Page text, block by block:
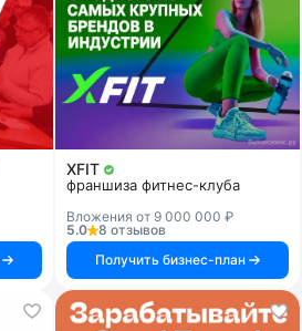
XFIT
франшиза фитнес-клуба
Вложения от 9 000 000 ₽
5.0
8 отзывов
Получить бизнес-план